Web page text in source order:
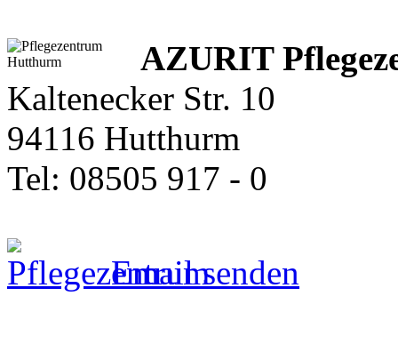
AZURIT
Kaltenecker Str. 10
94116 Hutthurm
Tel: 08505 917 - 0
Email senden